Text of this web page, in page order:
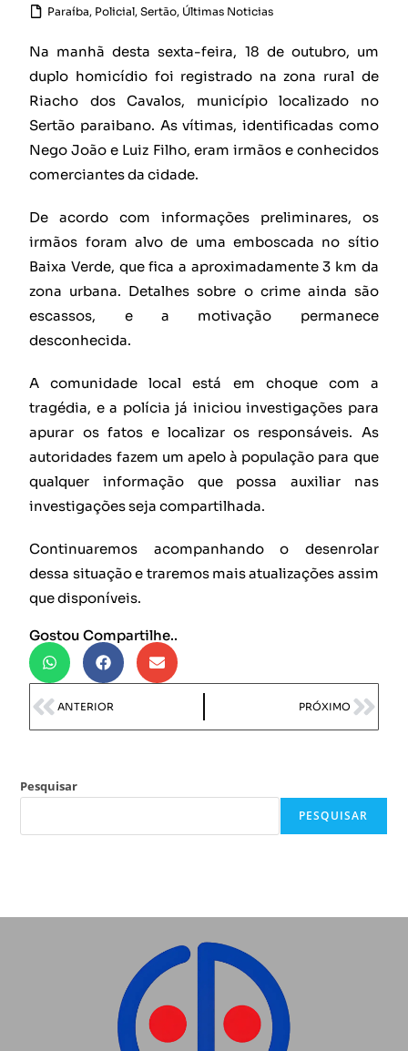
Paraíba, Policial,Sertão, Últimas Noticias
Na manhã desta sexta-feira, 18 de outubro, um
duplo homicídio foi registrado na zona rural de
Riacho dos Cavalos, município localizado no
Sertão paraibano. As vítimas, identificadas como
Nego João e Luiz Filho, eram irmãos e conhecidos
comerciantes da cidade.
De acordo com informações preliminares, os
irmãos foram alvo de uma emboscada no sítio
Baixa Verde, que fica a aproximadamente 3 km da
zona urbana. Detalhes sobre o crime ainda são
escassos, e a motivação permanece
desconhecida.
A comunidade local está em choque com a
tragédia, e a polícia já iniciou investigações para
apurar os fatos e localizar os responsáveis. As
autoridades fazem um apelo à população para que
qualquer informação que possa auxiliar nas
investigações seja compartilhada.
Continuaremos acompanhando o desenrolar
dessa situação e traremos mais atualizações assim
que disponíveis.
Gostou Compartilhe..
ANTERIOR PRÓXIMO
Pesquisar
PESQUISAR